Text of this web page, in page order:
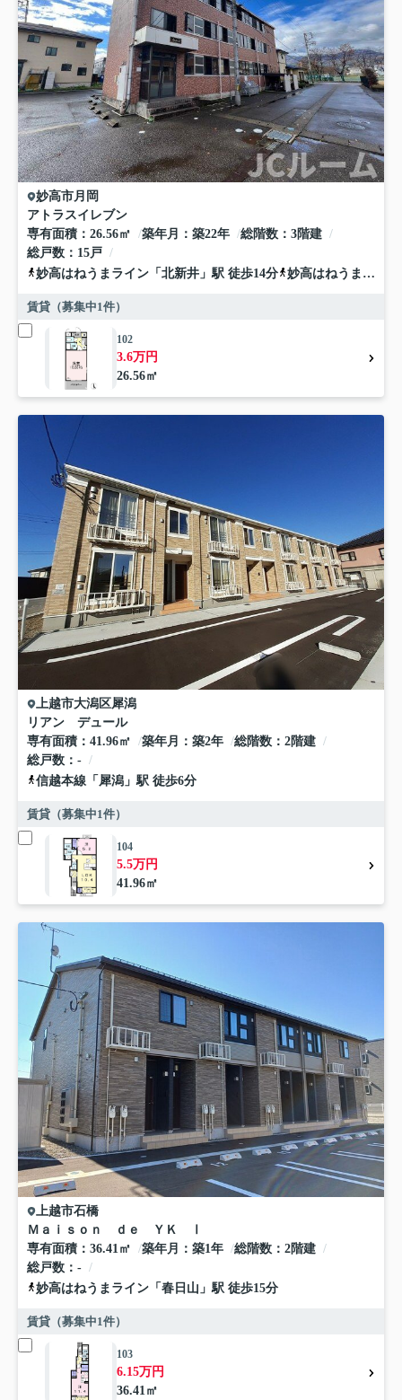
妙高市月岡
アトラスイレブン
専有面積
26.56㎡ 築年月 築22年 総階数
3階建
総戸数
15戸
妙高はねうまライン 「 北新井 」駅 徒歩14分 妙高はねうまライン
賃貸（募集中1件）
102
3.6万円
26.56㎡
上越市大潟区犀潟
リアン デュール
専有面積
41.96㎡ 築年月 築2年 総階数
2階建
総戸数
-
信越本線 「 犀潟 」駅 徒歩6分
賃貸（募集中1件）
104
5.5万円
41.96㎡
上越市石橋
Ｍａｉｓｏｎ ｄｅ ＹＫ Ⅰ
専有面積
36.41㎡ 築年月 築1年 総階数
2階建
総戸数
-
妙高はねうまライン 「 春日山 」駅 徒歩15分
賃貸（募集中1件）
103
6.15万円
36.41㎡